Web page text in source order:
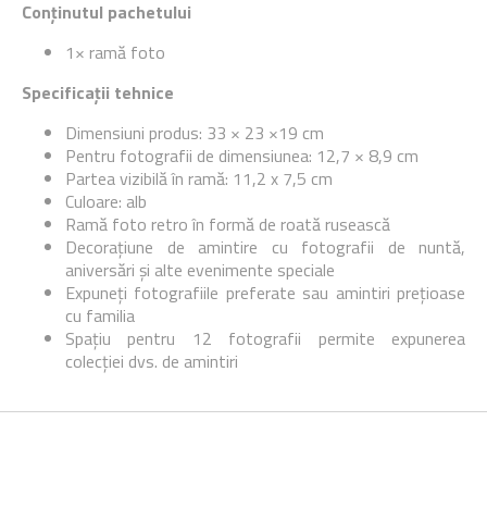
Conținutul pachetului
1× ramă foto
Specificații tehnice
Dimensiuni produs: 33 × 23 ×19 cm
Pentru fotografii de dimensiunea: 12,7 × 8,9 cm
Partea vizibilă în ramă: 11,2 x 7,5 cm
Culoare: alb
Ramă foto retro în formă de roată rusească
Decorațiune de amintire cu fotografii de nuntă,
aniversări și alte evenimente speciale
Expuneți fotografiile preferate sau amintiri prețioase
cu familia
Spațiu pentru 12 fotografii permite expunerea
colecției dvs. de amintiri